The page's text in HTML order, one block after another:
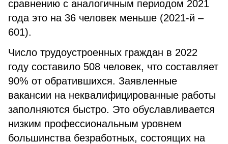
сравнению с аналогичным периодом 2021
года это на 36 человек меньше (2021-й –
601).
Число трудоустроенных граждан в 2022
году составило 508 человек, что составляет
90% от обратившихся. Заявленные
вакансии на неквалифицированные работы
заполняются быстро. Это обуславливается
низким профессиональным уровнем
большинства безработных, состоящих на